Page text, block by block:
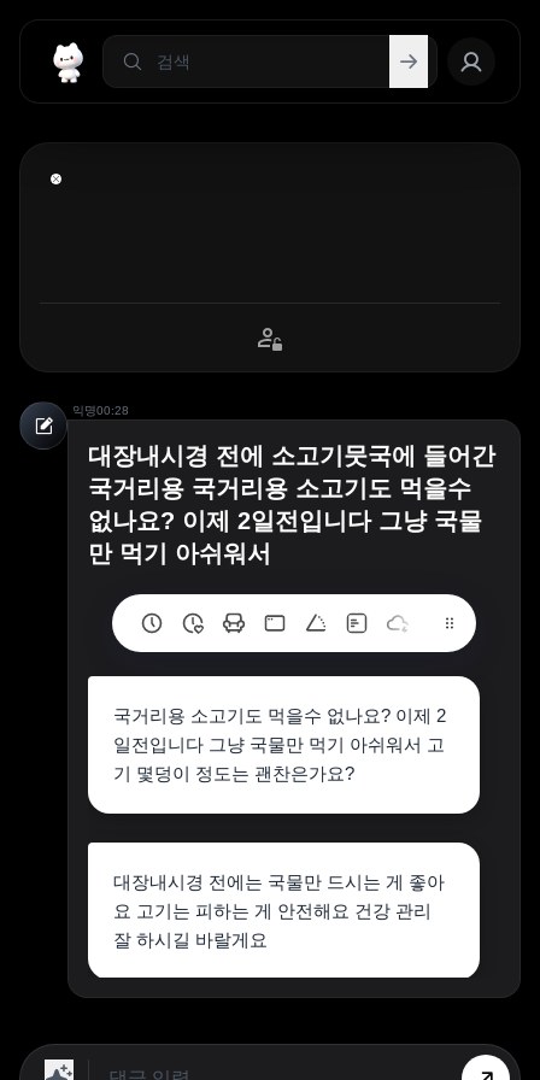
익명00:28
대장내시경 전에 소고기뭇국에 들어간
국거리용 국거리용 소고기도 먹을수
없나요? 이제 2일전입니다 그냥 국물
만 먹기 아쉬워서
국거리용 소고기도 먹을수 없나요? 이제 2
일전입니다 그냥 국물만 먹기 아쉬워서 고
기 몇덩이 정도는 괜찬은가요?
대장내시경 전에는 국물만 드시는 게 좋아
요 고기는 피하는 게 안전해요 건강 관리
잘 하시길 바랄게요